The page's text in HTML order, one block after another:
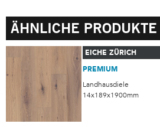
ÄHNLICHE PRODUKTE
EICHE ZÜRICH
PREMIUM
Landhausdiele
14x189x1900mm